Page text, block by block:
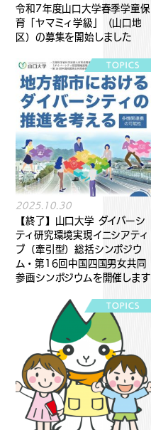
令和7年度山口大学春季学童保
育「ヤマミィ学級」（山口地
区）の募集を開始しました
2025.10.30
【終了】山口大学 ダイバーシ
ティ研究環境実現イニシアティ
ブ（牽引型）総括シンポジウ
ム・第16回中国四国男女共同
参画シンポジウムを開催します